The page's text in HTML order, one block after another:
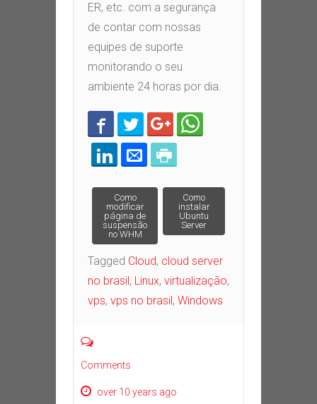
ER, etc. com a segurança
de contar com nossas
equipes de suporte
monitorando o seu
ambiente 24 horas por dia.
Post navigation
Como
modificar
página de
suspensão
no WHM
Como
instalar
Ubuntu
Server
Tagged Cloud, cloud server
no brasil , Linux, virtualização,
vps, vps no brasil , Windows
Comments
over 10 years ago